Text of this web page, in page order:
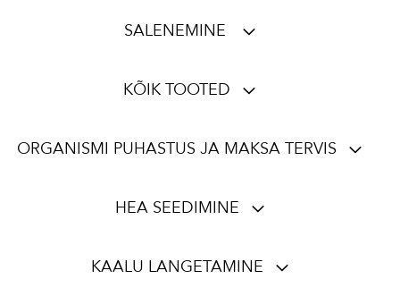
SALENEMINE
KÕIK TOOTED
ORGANISMI PUHASTUS JA MAKSA TERVIS
HEA SEEDIMINE
KAALU LANGETAMINE